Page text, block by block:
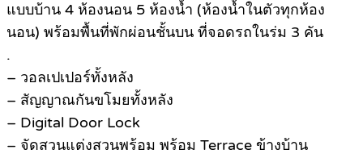
แบบบ้าน 4 ห้องนอน 5 ห้องน้ำ (ห้องน้ำในตัวทุกห้อง
นอน) พร้อมพื้นที่พักผ่อนชั้นบน ที่จอดรถในร่ม 3 คัน
.
– วอลเปเปอร์ทั้งหลัง
– สัญญาณกันขโมยทั้งหลัง
– Digital Door Lock
– จัดสวนแต่งสวนพร้อม พร้อม Terrace ข้างบ้าน